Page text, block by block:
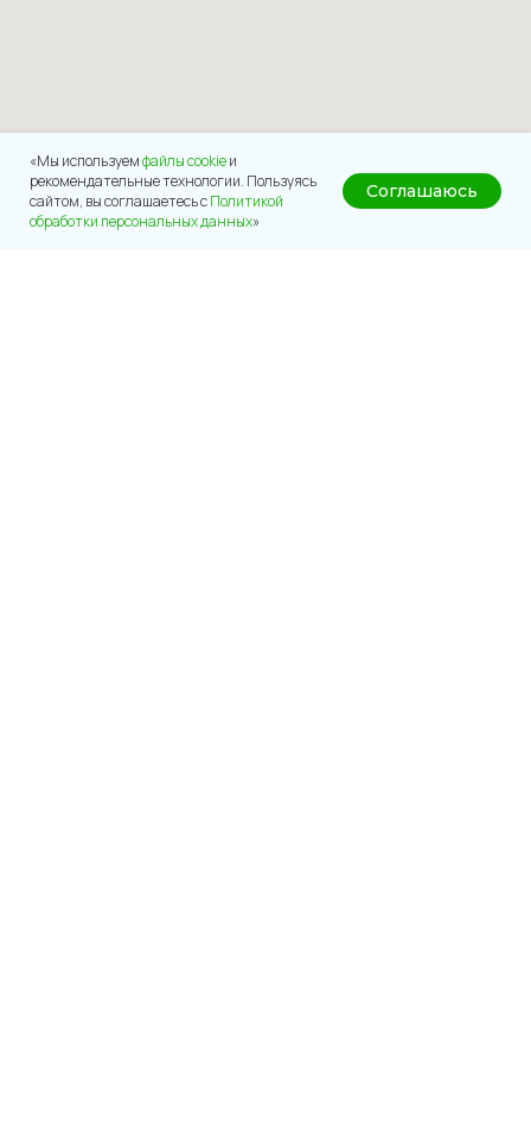
«Мы используемфайлы cookieи
рекомендательные технологии. Пользуясь
сайтом, вы соглашаетесь сПолитикой
обработки персональных данных»
Соглашаюсь